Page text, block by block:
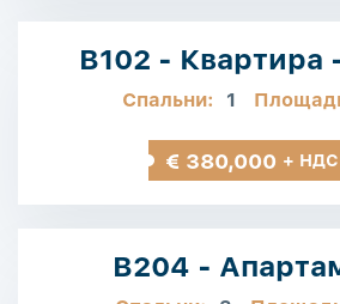
B102 - Квартира
Спальни: 1
€ 380,000 + НДС
B204 -